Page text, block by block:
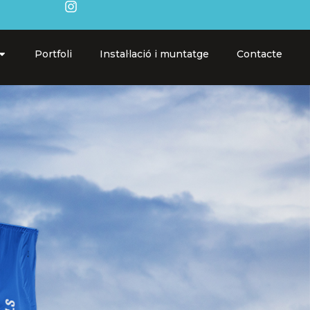
Portfoli Instal·lació i muntatge Contacte